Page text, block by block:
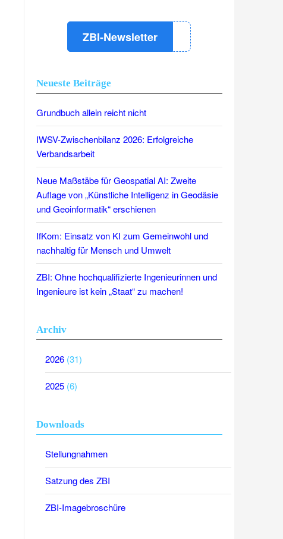
ZBI-Newsletter
Neueste Beiträge
Grundbuch allein reicht nicht
IWSV-Zwischenbilanz 2026: Erfolgreiche
Verbandsarbeit
Neue Maßstäbe für Geospatial AI: Zweite
Auflage von „Künstliche Intelligenz in Geodäsie
und Geoinformatik“ erschienen
IfKom: Einsatz von KI zum Gemeinwohl und
nachhaltig für Mensch und Umwelt
ZBI: Ohne hochqualifizierte Ingenieurinnen und
Ingenieure ist kein „Staat“ zu machen!
Archiv
2026(31)
2025(6)
Downloads
Stellungnahmen
Satzung des ZBI
ZBI-Imagebroschüre